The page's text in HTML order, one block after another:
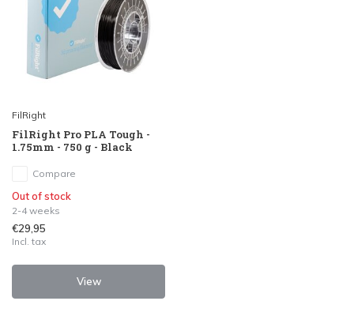
FilRight
FilRight Pro PLA Tough -
1.75mm - 750 g - Black
Compare
Out of stock
2-4 weeks
€29,95
Incl. tax
View